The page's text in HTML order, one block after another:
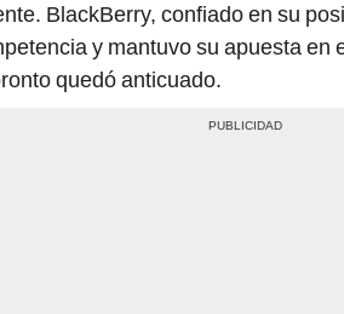
BlackBerry, confiado en su
y mantuvo su apuesta en
quedó anticuado.